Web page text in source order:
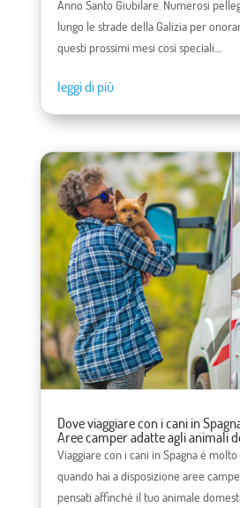
Anno Santo Giubilare. Numerosi
lungo le strade della Galizia per
questi prossimi mesi così speciali....
leggi di più
Dove viaggiare con i cani in
Aree camper adatte agli animali
Viaggiare con i cani in Spagna è
quando hai a disposizione aree
pensati affinché il tuo animale